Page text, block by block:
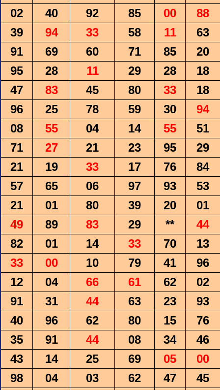
02
40 92 85 00
88
39
94 33 58 11
63
91
69 60 71 85
20
95
28 11 29 28
18
47
83 45 80 33
18
96
25 78 59 30
94
08
55 04 14 55
51
71
27 21 23 95
29
21
19 33 17 76
84
57
65 06 97 93
53
21
01 80 39 20
01
49
89 83 29 **
44
82
01 14 33 70
13
33
00 10 79 41
96
12
04 66 61 62
02
91
31 44 63 23
93
40
96 62 80 15
76
35
91 44 08 34
46
43
14 25 69 05
00
98
04 03 62 47
45